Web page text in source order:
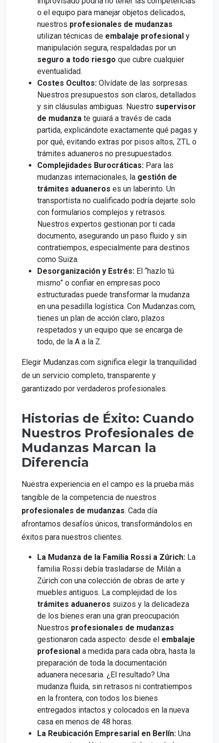
o el equipo para manejar objetos delicados,
nuestros profesionales de mudanzas
utilizan técnicas de embalaje profesional y
manipulación segura, respaldadas por un
seguro a todo riesgo que cubre cualquier
eventualidad.
Costes Ocultos: Olvídate de las sorpresas.
Nuestros presupuestos son claros, detallados
y sin cláusulas ambiguas. Nuestro supervisor
de mudanza te guiará a través de cada
partida, explicándote exactamente qué pagas y
por qué, evitando extras por pisos altos, ZTL o
trámites aduaneros no presupuestados.
Complejidades Burocráticas: Para las
mudanzas internacionales, la gestión de
trámites aduaneros es un laberinto. Un
transportista no cualificado podría dejarte solo
con formularios complejos y retrasos.
Nuestros expertos gestionan por ti cada
documento, asegurando un paso fluido y sin
contratiempos, especialmente para destinos
como Suiza.
Desorganización y Estrés: El “hazlo tú
mismo” o confiar en empresas poco
estructuradas puede transformar la mudanza
en una pesadilla logística. Con Mudanzas.com,
tienes un plan de acción claro, plazos
respetados y un equipo que se encarga de
todo, de la A a la Z.
Elegir Mudanzas.com significa elegir la tranquilidad
de un servicio completo, transparente y
garantizado por verdaderos profesionales.
Historias de Éxito: Cuando
Nuestros Profesionales de
Mudanzas Marcan la
Diferencia
Nuestra experiencia en el campo es la prueba más
tangible de la competencia de nuestros
profesionales de mudanzas. Cada día
afrontamos desafíos únicos, transformándolos en
éxitos para nuestros clientes.
La Mudanza de la Familia Rossi a Zúrich: La
familia Rossi debía trasladarse de Milán a
Zúrich con una colección de obras de arte y
muebles antiguos. La complejidad de los
trámites aduaneros suizos y la delicadeza
de los bienes eran una gran preocupación.
Nuestros profesionales de mudanzas
gestionaron cada aspecto: desde el embalaje
profesional a medida para cada obra, hasta la
preparación de toda la documentación
aduanera necesaria. ¿El resultado? Una
mudanza fluida, sin retrasos ni contratiempos
en la frontera, con todos los bienes
entregados intactos y colocados en la nueva
casa en menos de 48 horas.
La Reubicación Empresarial en Berlín: Una